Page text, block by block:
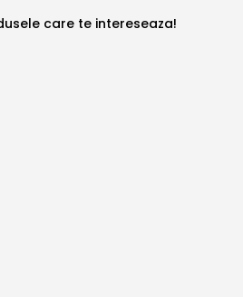
care te intereseaza!